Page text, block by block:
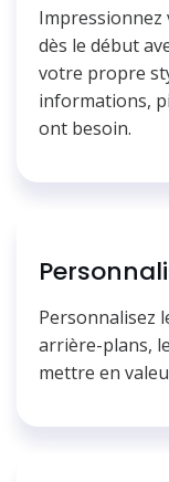
dès le début
votre propre
informations,
ont besoin.
Personnalisez
arrière-plans,
mettre en